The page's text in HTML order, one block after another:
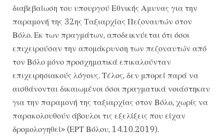
διαβεβαίωση του υπουργού Εθνικής Αμυνας για την
παραμονή της 32ης Ταξιαρχίας Πεζοναυτών στον
Βόλο. Εκ των πραγμάτων, αποδεικνύεται ότι όσοι
επιχειρούσαν την απομάκρυνση των πεζοναυτών από
τον Βόλο μόνο προσχηματικά επικαλούνταν
επιχειρησιακούς λόγους. Τέλος, δεν μπορεί παρά να
αισθάνονται δικαιωμένοι όσοι πραγματικά νοιάστηκαν
για την παραμονή της ταξιαρχίας στον Βόλο, χωρίς να
παρακολουθούν άβουλοι τις εξελίξεις που είχαν
δρομολογηθεί» (ΕΡΤ Βόλου, 14.10.2019).